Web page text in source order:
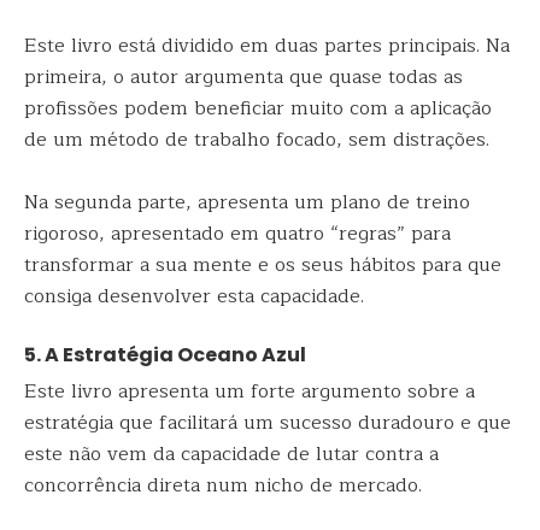
Este livro está dividido em duas partes principais. Na
primeira, o autor argumenta que quase todas as
profissões podem beneficiar muito com a aplicação
de um método de trabalho focado, sem distrações.
Na segunda parte, apresenta um plano de treino
rigoroso, apresentado em quatro “regras” para
transformar a sua mente e os seus hábitos para que
consiga desenvolver esta capacidade.
5. A Estratégia Oceano Azul
Este livro apresenta um forte argumento sobre a
estratégia que facilitará um sucesso duradouro e que
este não vem da capacidade de lutar contra a
concorrência direta num nicho de mercado.